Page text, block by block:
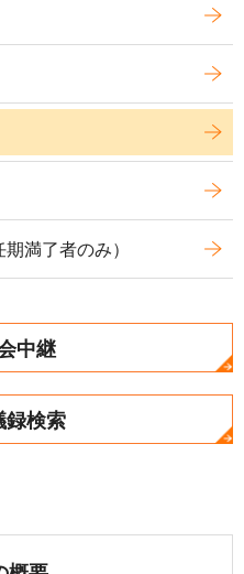
満了者のみ）
中継
録検索